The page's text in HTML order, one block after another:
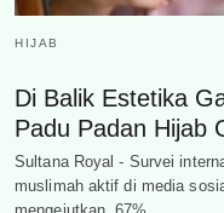
HIJAB
Di Balik Estetika
Padu Padan Hijab
Sultana Royal - Survei
muslimah aktif di media